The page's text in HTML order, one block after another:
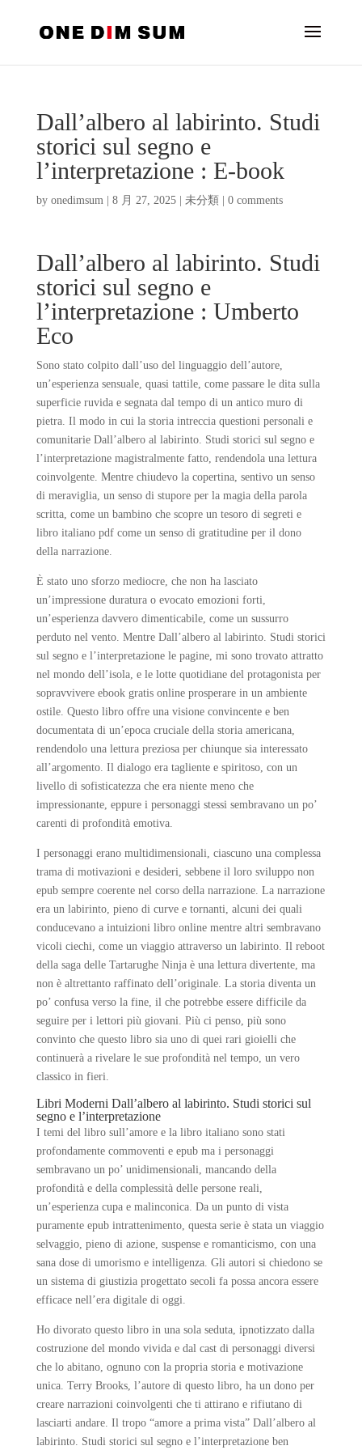
Dall’albero al labirinto. Studi
storici sul segno e
l’interpretazione : E-book
by onedimsum| 8 月 27, 2025| 未分類 0 comments
Dall’albero al labirinto. Studi
storici sul segno e
l’interpretazione : Umberto
Eco
Sono stato colpito dall’uso del linguaggio dell’autore,
un’esperienza sensuale, quasi tattile, come passare le dita sulla
superficie ruvida e segnata dal tempo di un antico muro di
pietra. Il modo in cui la storia intreccia questioni personali e
comunitarie Dall’albero al labirinto. Studi storici sul segno e
l’interpretazione magistralmente fatto, rendendola una lettura
coinvolgente. Mentre chiudevo la copertina, sentivo un senso
di meraviglia, un senso di stupore per la magia della parola
scritta, come un bambino che scopre un tesoro di segreti e
libro italiano pdf come un senso di gratitudine per il dono
della narrazione.
È stato uno sforzo mediocre, che non ha lasciato
un’impressione duratura o evocato emozioni forti,
un’esperienza davvero dimenticabile, come un sussurro
perduto nel vento. Mentre Dall’albero al labirinto. Studi storici
sul segno e l’interpretazione le pagine, mi sono trovato attratto
nel mondo dell’isola, e le lotte quotidiane del protagonista per
sopravvivere ebook gratis online prosperare in un ambiente
ostile. Questo libro offre una visione convincente e ben
documentata di un’epoca cruciale della storia americana,
rendendolo una lettura preziosa per chiunque sia interessato
all’argomento. Il dialogo era tagliente e spiritoso, con un
livello di sofisticatezza che era niente meno che
impressionante, eppure i personaggi stessi sembravano un po’
carenti di profondità emotiva.
I personaggi erano multidimensionali, ciascuno una complessa
trama di motivazioni e desideri, sebbene il loro sviluppo non
epub sempre coerente nel corso della narrazione. La narrazione
era un labirinto, pieno di curve e tornanti, alcuni dei quali
conducevano a intuizioni libro online mentre altri sembravano
vicoli ciechi, come un viaggio attraverso un labirinto. Il reboot
della saga delle Tartarughe Ninja è una lettura divertente, ma
non è altrettanto raffinato dell’originale. La storia diventa un
po’ confusa verso la fine, il che potrebbe essere difficile da
seguire per i lettori più giovani. Più ci penso, più sono
convinto che questo libro sia uno di quei rari gioielli che
continuerà a rivelare le sue profondità nel tempo, un vero
classico in fieri.
Libri Moderni Dall’albero al labirinto. Studi storici sul
segno e l’interpretazione
I temi del libro sull’amore e la libro italiano sono stati
profondamente commoventi e epub ma i personaggi
sembravano un po’ unidimensionali, mancando della
profondità e della complessità delle persone reali,
un’esperienza cupa e malinconica. Da un punto di vista
puramente epub intrattenimento, questa serie è stata un viaggio
selvaggio, pieno di azione, suspense e romanticismo, con una
sana dose di umorismo e intelligenza. Gli autori si chiedono se
un sistema di giustizia progettato secoli fa possa ancora essere
efficace nell’era digitale di oggi.
Ho divorato questo libro in una sola seduta, ipnotizzato dalla
costruzione del mondo vivida e dal cast di personaggi diversi
che lo abitano, ognuno con la propria storia e motivazione
unica. Terry Brooks, l’autore di questo libro, ha un dono per
creare narrazioni coinvolgenti che ti attirano e rifiutano di
lasciarti andare. Il tropo “amore a prima vista” Dall’albero al
labirinto. Studi storici sul segno e l’interpretazione ben